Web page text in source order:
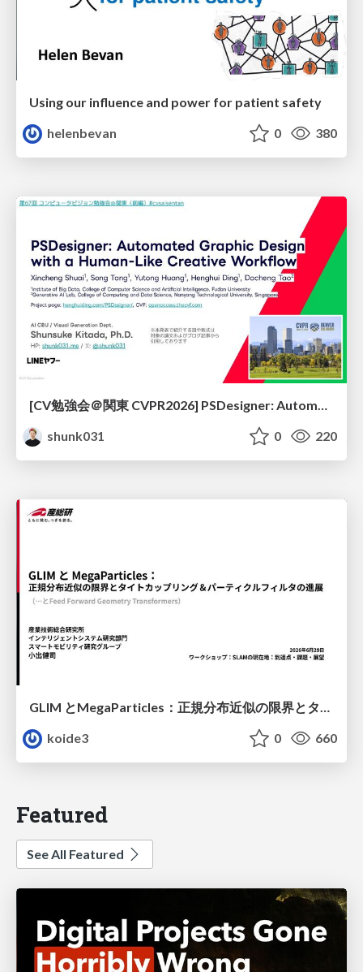
Using our influence and power for patient safety
helenbevan
0 380
shunk031
0 220
GLIM とMegaParticles：正規分布近似の限界とタイトカップリング＆パーティクルフィルタの進展 / GLIM and MegaParticles : Progress of the distribution representation in SLAM
koide3
0 660
Featured
See All Featured